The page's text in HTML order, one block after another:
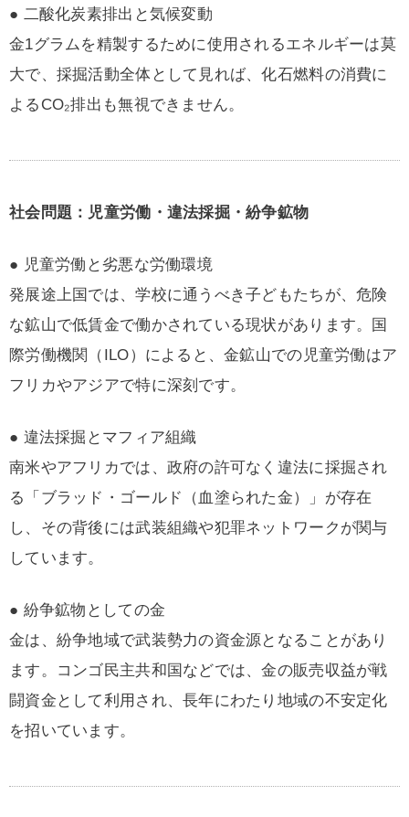
● 二酸化炭素排出と気候変動
金1グラムを精製するために使用されるエネルギーは莫
大で、採掘活動全体として見れば、化石燃料の消費に
よるCO₂排出も無視できません。
社会問題：児童労働・違法採掘・紛争鉱物
● 児童労働と劣悪な労働環境
発展途上国では、学校に通うべき子どもたちが、危険
な鉱山で低賃金で働かされている現状があります。国
際労働機関（ILO）によると、金鉱山での児童労働はア
フリカやアジアで特に深刻です。
● 違法採掘とマフィア組織
南米やアフリカでは、政府の許可なく違法に採掘され
る「ブラッド・ゴールド（血塗られた金）」が存在
し、その背後には武装組織や犯罪ネットワークが関与
しています。
● 紛争鉱物としての金
金は、紛争地域で武装勢力の資金源となることがあり
ます。コンゴ民主共和国などでは、金の販売収益が戦
闘資金として利用され、長年にわたり地域の不安定化
を招いています。